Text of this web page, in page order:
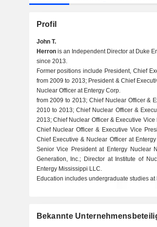
Profil
John T.
Herronis an Independent Director at Duke
since 2013.
Former positions include President, Chief
from 2009 to 2013; President & Chief
Nuclear Officer at Entergy Corp.
from 2009 to 2013; Chief Nuclear Officer &
2010 to 2013; Chief Nuclear Officer &
2013; Chief Nuclear Officer & Executive
Chief Nuclear Officer & Executive Vice
Chief Executive & Nuclear Officer at
Senior Vice President at Entergy Nuclear
Generation, Inc.; Director at Institute of
Entergy Mississippi LLC.
Education includes undergraduate studies
Bekannte